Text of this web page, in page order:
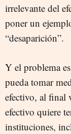
irrelevante del
poner un
“desaparición”.
Y el problema
pueda tomar
efectivo, al final
efectivo quiere
instituciones,